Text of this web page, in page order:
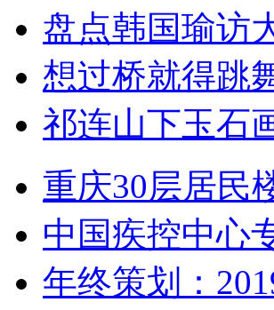
盘点韩国瑜访
想过桥就得跳
祁连山下玉石
重庆30层居
中国疾控中心
年终策划：